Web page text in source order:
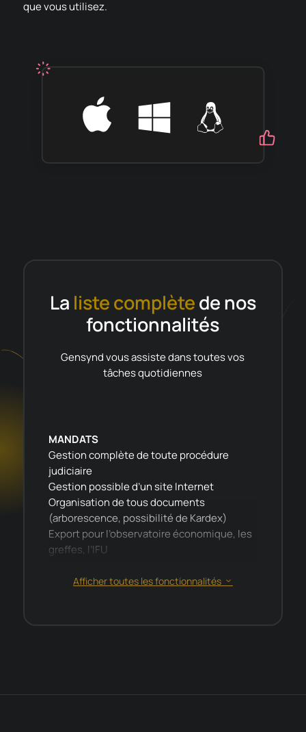
que vous utilisez.
La liste complètede nos
fonctionnalités
Gensynd vous assiste dans toutes vos
tâches quotidiennes
MANDATS
Gestion complète de toute procédure
judiciaire
Gestion possible d’un site Internet
Organisation de tous documents
(arborescence, possibilité de Kardex)
Export pour l’observatoire économique, les
greffes, l’IFU
COMPTABILITÉ
Afficher toutes les fonctionnalités 3